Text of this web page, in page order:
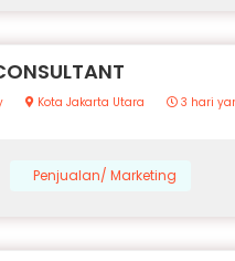
Kota Jakarta Utara 3 hari
Penjualan/ Marketing